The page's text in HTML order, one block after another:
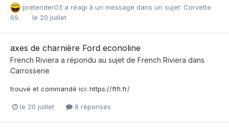
pretender03 a réagi à un message dans un sujet: Corvette
69.
le 20 juillet
axes de charnière Ford econoline
French Riviera a répondu au sujet de French Riviera dans
Carrosserie
trouvé et commandé ici: https://ftfi.fr/
le 20 juillet 8 réponses